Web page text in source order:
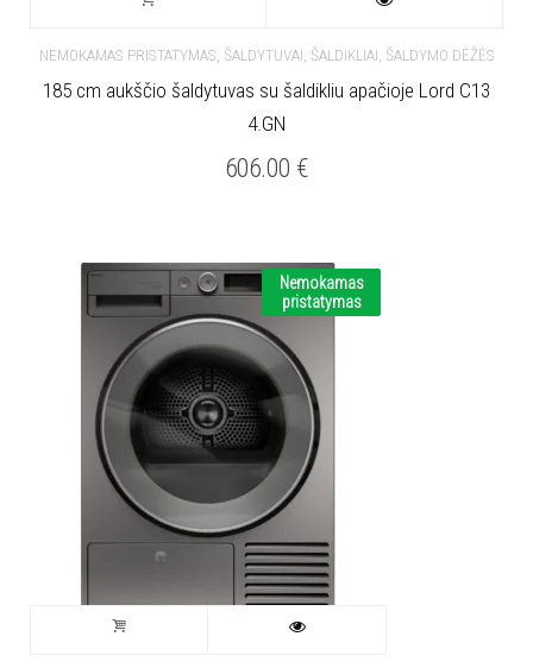
NEMOKAMAS PRISTATYMAS, ŠALDYTUVAI, ŠALDIKLIAI, ŠALDYMO DĖŽĖS
185 cm aukščio šaldytuvas su šaldikliu apačioje Lord C13
4.GN
606.00 €
Nemokamas
pristatymas